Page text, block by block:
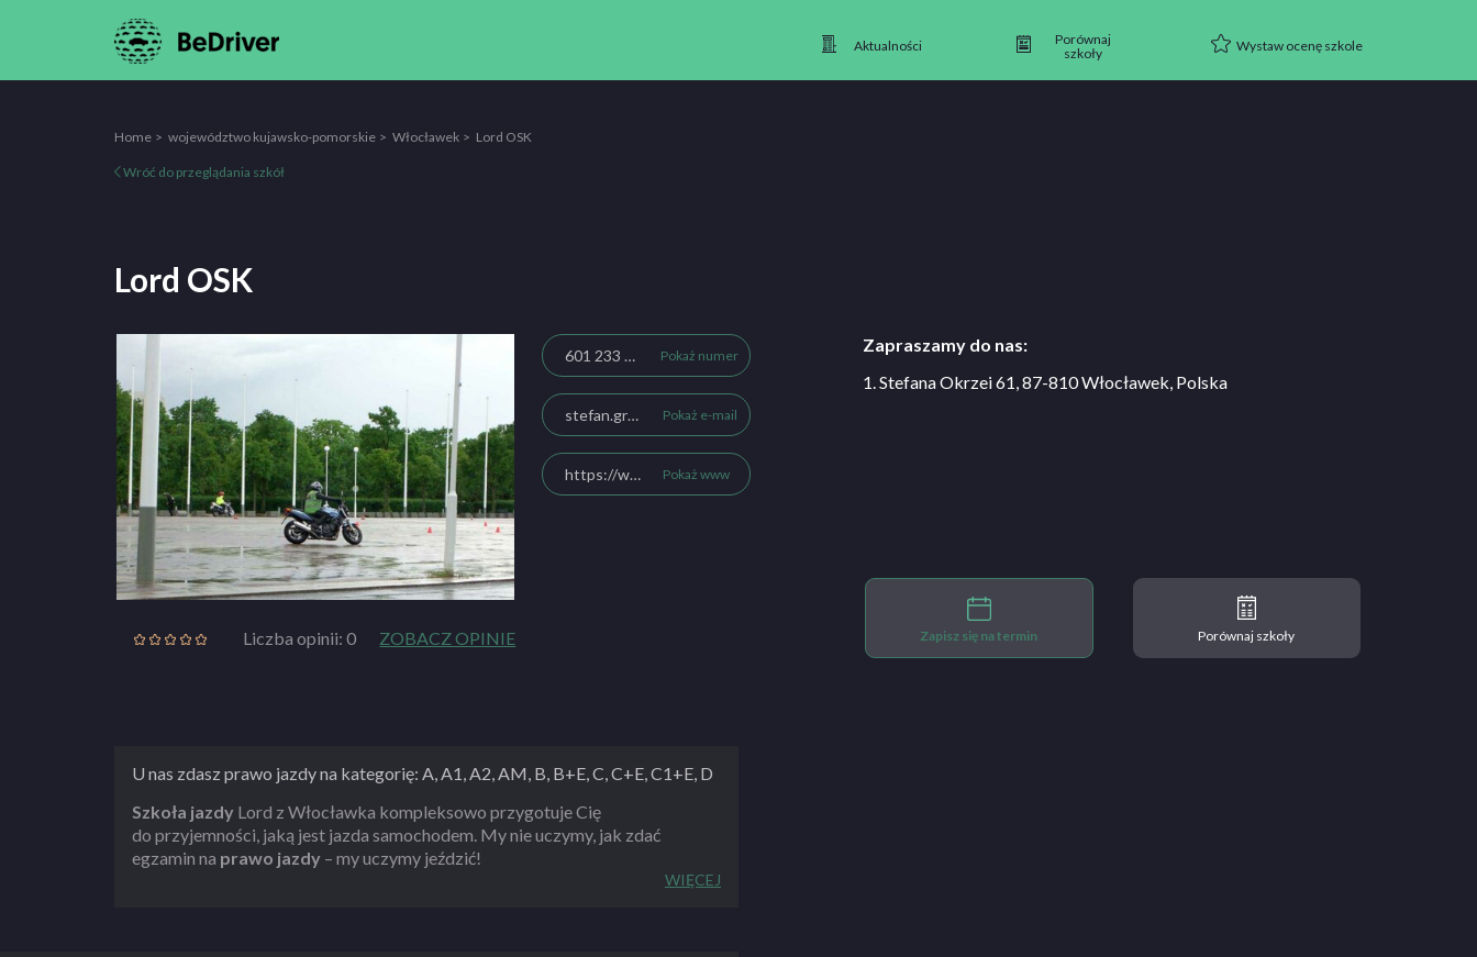
Aktualności
Porównaj
szkoły
Wystaw ocenę szkole
Home województwo kujawsko-pomorskie Włocławek Lord OSK
Wróć do przeglądania szkół
Lord OSK
Liczba opinii: 0 ZOBACZ OPINIE
601 233 108 Pokaż numer
stefan.gralak@gmail.com Pokaż e-mail
https://www.szkolajazdylord.pl/ Pokaż www
Zapraszamy do nas:
1. Stefana Okrzei 61, 87-810 Włocławek, Polska
Zapisz się na termin Porównaj szkoły
U nas zdasz prawo jazdy na kategorię: A, A1, A2, AM, B, B+E, C, C+E, C1+E, D
Szkoła jazdy Lord z Włocławka kompleksowo przygotuje Cię
do przyjemności, jaką jest jazda samochodem. My nie uczymy, jak zdać
egzamin na prawo jazdy – my uczymy jeździć!
WIĘCEJ